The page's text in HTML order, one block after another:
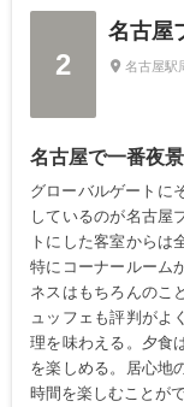
2
名古屋
名古屋
名古屋で一番夜
グローバルゲートに
しているのが名古屋
トにした客室からは
特にコーナールーム
ネスはもちろんのこ
ュッフェも評判がよ
理を味わえる。夕食
を楽しめる。居心地
時間を楽しむことがで